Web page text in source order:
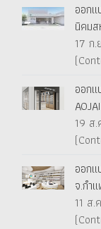
ออก
นิคม
17 ก.
ออก
19 ส
ออก
จ.กำ
11 ส.